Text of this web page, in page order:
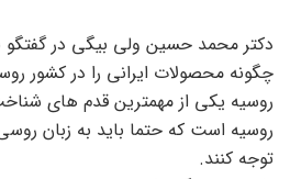
دکتر محمد حسین ولی بیگی در گفتگو
چگونه محصولات ایرانی را در کشور
روسیه یکی از مهمترین قدم های
روسیه است که حتما باید به زبان
توجه کنند.